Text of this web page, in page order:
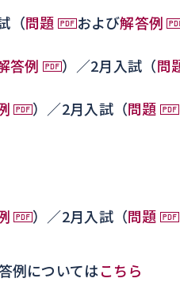
（問題 および解答例
答例 ）／2月入試（問
）／2月入試（問題
）／2月入試（問題
例についてはこちら